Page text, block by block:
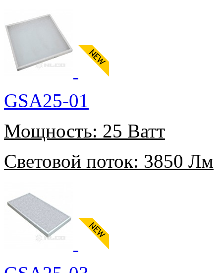
GSA25-01
Мощность: 25 Ватт
Световой поток: 3850 Лм